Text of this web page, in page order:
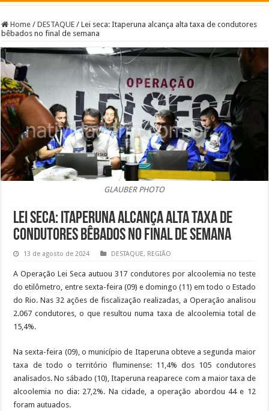
Home / DESTAQUE / Lei seca: Itaperuna alcança alta taxa de condutores
bêbados no final de semana
GLAUBER PHOTO
Lei seca: Itaperuna alcança alta taxa de
condutores bêbados no final de semana
13 de agosto de 2024 DESTAQUE, REGIÃO
A Operação Lei Seca autuou 317 condutores por alcoolemia no teste
do etilômetro, entre sexta-feira (09) e domingo (11) em todo o Estado
do Rio. Nas 32 ações de fiscalização realizadas, a Operação analisou
2.067 condutores, o que resultou numa taxa de alcoolemia total de
15,4%.
Na sexta-feira (09), o município de Itaperuna obteve a segunda maior
taxa de todo o território fluminense: 11,4% dos 105 condutores
analisados. No sábado (10), Itaperuna reaparece com a maior taxa de
alcoolemia no dia: 27,2%. Na cidade, a operação abordou 44 e 12
foram autuados.